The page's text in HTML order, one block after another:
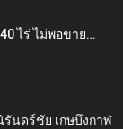
ไร่ ไม่พอขาย…
รันดร์ชัย เกษบึงกาฬ